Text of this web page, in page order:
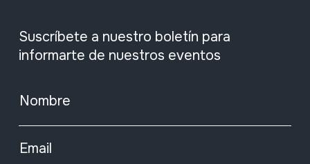
Suscríbete a nuestro boletín para
informarte de nuestros eventos
Nombre
Email